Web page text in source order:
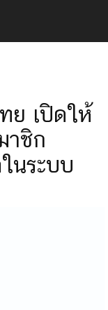
ย เปิดให้
าชิก
นระบบ